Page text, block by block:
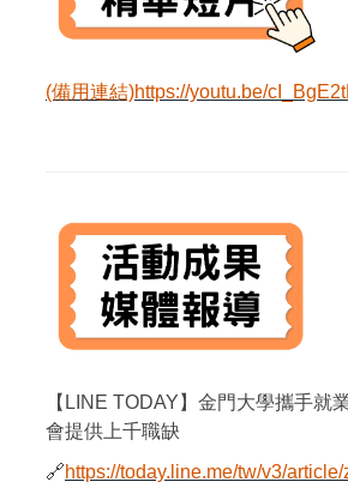
(備用連結)https://youtu.be/
【LINE TODAY】金門大學攜手
會提供上千職缺
🔗https://today.line.me/tw/v3/